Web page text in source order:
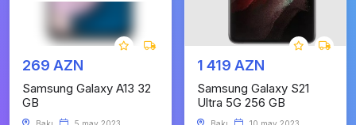
269 AZN
Samsung Galaxy A13 32
GB
1 419 AZN
Samsung Galaxy S21
Ultra 5G 256 GB